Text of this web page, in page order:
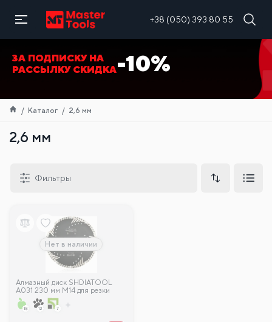
+38 (050) 393 80 55
RU
ЗА ПОДПИСКУ НА
РАССЫЛКУ СКИДКА-10%
Каталог 2,6 мм
2,6 мм
Фильтры
Нет в наличии
Алмазный диск SHDIATOOL
A031 230 мм M14 для резки
камня, гранита, мрамора,
бетона, кирпича, диск с косыми